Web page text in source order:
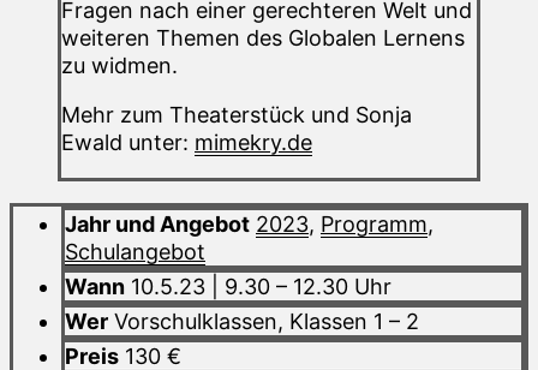
Fragen nach einer gerechteren Welt und
weiteren Themen des Globalen Lernens
zu widmen.
Mehr zum Theaterstück und Sonja
Ewald unter: mimekry.de
Jahr und Angebot 2023, Programm,
Schulangebot
Wann 10.5.23 | 9.30 – 12.30 Uhr
Wer Vorschulklassen, Klassen 1 – 2
Preis 130 €